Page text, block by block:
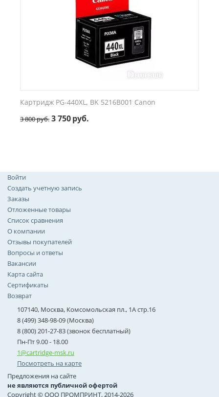
Картридж PG-440XL, BK 5216B001 Canon
3 800руб. 3 750руб.
Войти
Создать учетную запись
Заказы
Отложенные товары
Список сравнения
О компании
Отзывы покупателей
Вопросы и ответы
Вакансии
Карта сайта
Сертификаты
Возврат
107140, Москва, Комсомольская пл., 1А стр.16
8 (499) 348-98-09 (Москва)
8 (800) 201-27-83 (звонок бесплатный)
Пн-Пт 9.00 - 18.00
1@cartridge-msk.ru
Посмотреть на карте
Предложения на сайте
не являются публичной офертой
Copyright © ООО ПРОМПРИНТ, 2014-2026